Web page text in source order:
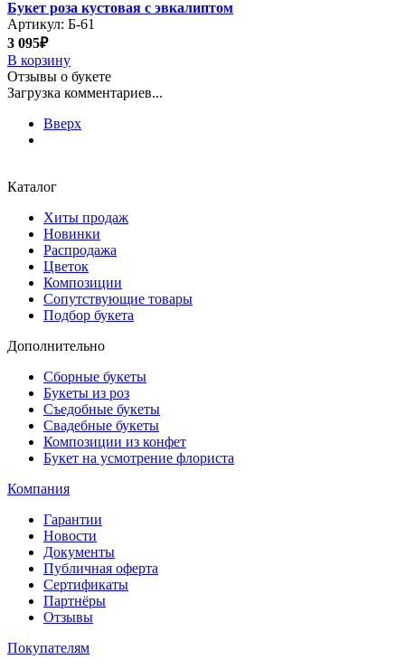
Букет роза кустовая с эвкалиптом
Артикул: Б-61
3 095₽
В корзину
Отзывы о букете
Загрузка комментариев...
Вверх
Каталог
Хиты продаж
Новинки
Распродажа
Цветок
Композиции
Сопутствующие товары
Подбор букета
Дополнительно
Сборные букеты
Букеты из роз
Съедобные букеты
Свадебные букеты
Композиции из конфет
Букет на усмотрение флориста
Компания
Гарантии
Новости
Документы
Публичная оферта
Сертификаты
Партнёры
Отзывы
Покупателям